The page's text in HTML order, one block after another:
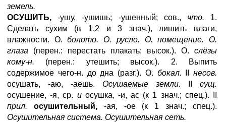
земель.
ОСУШИТЬ, -ушу, -ушишь; -ушенный; сов., что. 1.
Сделать сухим (в 1,2 и 3 знач.), лишить влаги,
влажности. О.болото. О. русло. О. помещение. О.
глаза (перен.: перестать плакать; высок.). О. слёзы
кому-н. (перен.: утешить; высок.). 2. Выпить
содержимое чего-н. до дна (разг.). О. бокал.
несов.
осушать, -аю, -аешь. Осушаемые земли.
сущ.
осушение, -я, ср. иосушка, -и, ас (к 1 знач.; спец.). II
прил. осушительный,-ая, -ое (к 1 знач.; спец.).
Осушительная система. Осушительная сеть.